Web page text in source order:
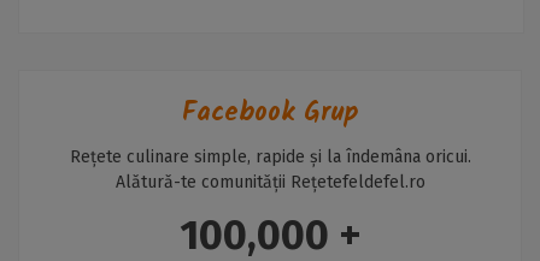
Facebook Grup
Rețete culinare simple, rapide și la îndemâna oricui.
Alătură-te comunității Rețetefeldefel.ro
100,000 +